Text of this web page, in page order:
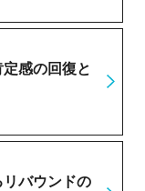
感の回復と
バウンドの